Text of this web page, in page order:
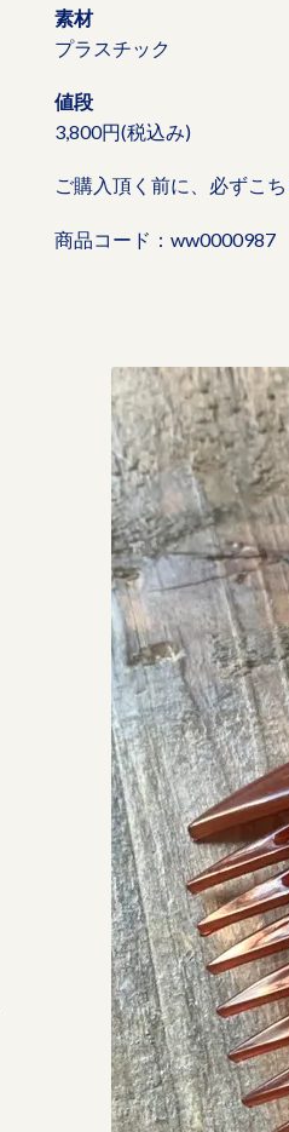
素材
プラスチック
値段
3,800円(税込み)
ご購入頂く前に、必ずこ
商品コード：ww0000987